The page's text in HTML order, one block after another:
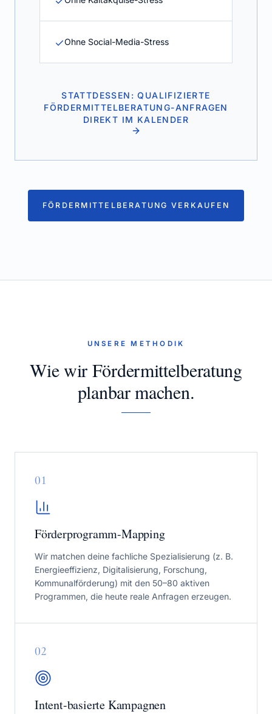
Ohne Social-Media-Stress
STATTDESSEN: QUALIFIZIERTE
FÖRDERMITTELBERATUNG-ANFRAGEN
DIREKT IM KALENDER
FÖRDERMITTELBERATUNG VERKAUFEN
UNSERE METHODIK
Wie wir Fördermittelberatung
planbar machen.
01
Förderprogramm-Mapping
Wir matchen deine fachliche Spezialisierung (z. B.
Energieeffizienz, Digitalisierung, Forschung,
Kommunalförderung) mit den 50–80 aktiven
Programmen, die heute reale Anfragen erzeugen.
02
Intent-basierte Kampagnen